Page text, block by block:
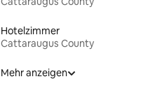
Hotelzimmer
Cattaraugus County
Mehr anzeigen